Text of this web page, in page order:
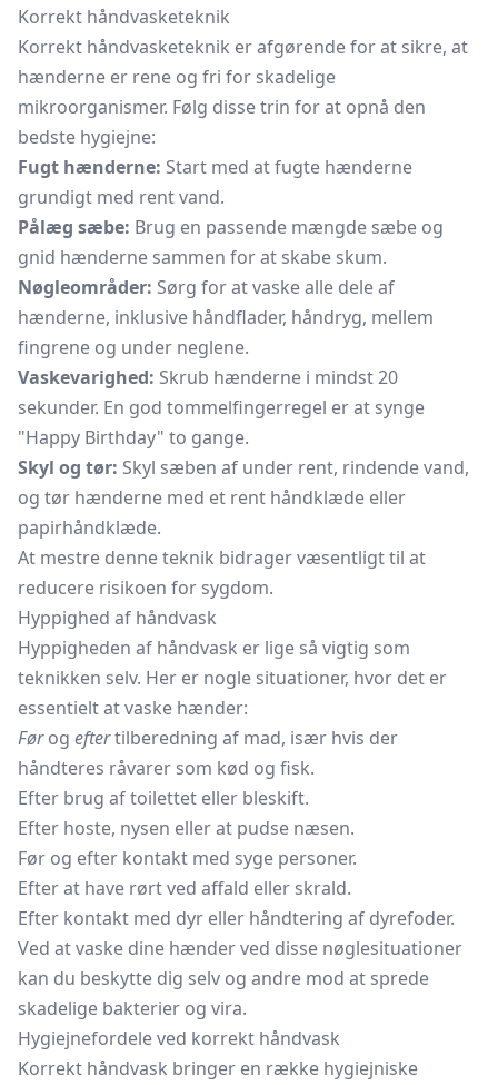
Korrekt håndvasketeknik
Korrekt håndvasketeknik er afgørende for at sikre, at
hænderne er rene og fri for skadelige
mikroorganismer. Følg disse trin for at opnå den
bedste hygiejne:
Fugt hænderne: Start med at fugte hænderne
grundigt med rent vand.
Pålæg sæbe: Brug en passende mængde sæbe og
gnid hænderne sammen for at skabe skum.
Nøgleområder: Sørg for at vaske alle dele af
hænderne, inklusive håndflader, håndryg, mellem
fingrene og under neglene.
Vaskevarighed: Skrub hænderne i mindst 20
sekunder. En god tommelfingerregel er at synge
"Happy Birthday" to gange.
Skyl og tør: Skyl sæben af under rent, rindende vand,
og tør hænderne med et rent håndklæde eller
papirhåndklæde.
At mestre denne teknik bidrager væsentligt til at
reducere risikoen for sygdom.
Hyppighed af håndvask
Hyppigheden af håndvask er lige så vigtig som
teknikken selv. Her er nogle situationer, hvor det er
essentielt at vaske hænder:
Førog eftertilberedning af mad, især hvis der
håndteres råvarer som kød og fisk.
Efter brug af toilettet eller bleskift.
Efter hoste, nysen eller at pudse næsen.
Før og efter kontakt med syge personer.
Efter at have rørt ved affald eller skrald.
Efter kontakt med dyr eller håndtering af dyrefoder.
Ved at vaske dine hænder ved disse nøglesituationer
kan du beskytte dig selv og andre mod at sprede
skadelige bakterier og vira.
Hygiejnefordele ved korrekt håndvask
Korrekt håndvask bringer en række hygiejniske